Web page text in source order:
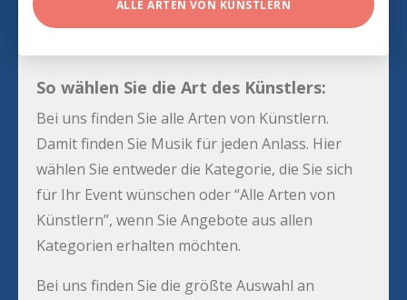
ALLE ARTEN VON KÜNSTLERN
So wählen Sie die Art des Künstlers:
Bei uns finden Sie alle Arten von Künstlern.
Damit finden Sie Musik für jeden Anlass. Hier
wählen Sie entweder die Kategorie, die Sie sich
für Ihr Event wünschen oder “Alle Arten von
Künstlern”, wenn Sie Angebote aus allen
Kategorien erhalten möchten.
Bei uns finden Sie die größte Auswahl an